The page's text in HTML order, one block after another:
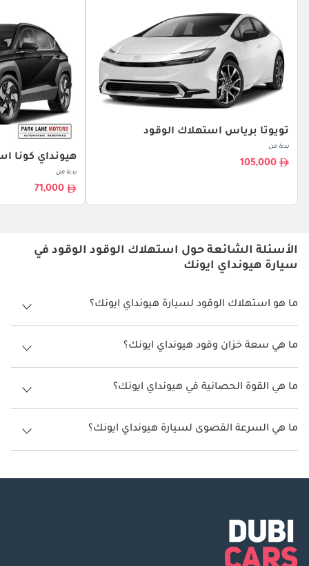
تويوتا برياس استهلاك الوقود
بدءا من
105,000
هيونداي كونا
بدءا من
71,000
الأسئلة الشائعة حول استهلاك الوقود الوقود في
سيارة هيونداي ايونك
ما هو استهلاك الوقود لسيارة هيونداي ايونك؟
يتراوح استهلاك الوقود لسيارة هيونداي ايونك بين 25 كم/ليتر.
ما هي سعة خزان وقود هيونداي ايونك؟
سعة خزان وقود هيونداي ايونك 45 ليتر.
ما هي القوة الحصانية في هيونداي ايونك؟
تنتج هيونداي ايونك قوة 139 حصان.
ما هي السرعة القصوى لسيارة هيونداي ايونك؟
السرعة القصوى لسيارة هيونداي ايونك هي 184 كم/الساعة.